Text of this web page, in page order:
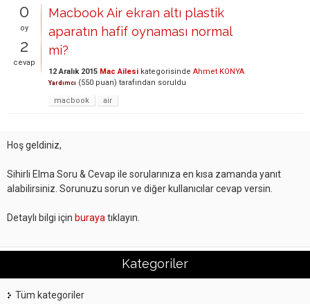
0
oy
2
cevap
Macbook Air ekran altı plastik
aparatın hafif oynaması normal
mi?
12 Aralık 2015 Mac Ailesi kategorisinde Ahmet KONYA
Yardımcı (550 puan) tarafından soruldu
macbook
air
Hoş geldiniz,
Sihirli Elma Soru & Cevap ile sorularınıza en kısa zamanda yanıt
alabilirsiniz. Sorunuzu sorun ve diğer kullanıcılar cevap versin.
Detaylı bilgi için buraya tıklayın.
Kategoriler
Tüm kategoriler